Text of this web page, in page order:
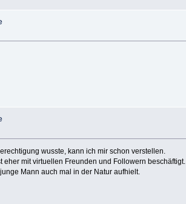
wusste, kann ich mir schon verstellen.
mit virtuellen Freunden und Followern beschäftigt.
Mann auch mal in der Natur aufhielt.